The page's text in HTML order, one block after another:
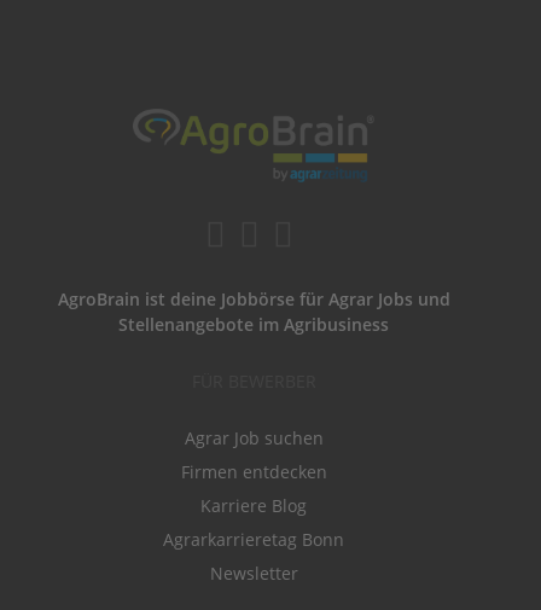
AgroBrain ist deine Jobbörse für Agrar Jobs und
Stellenangebote im Agribusiness
Agrar Job suchen
Firmen entdecken
Karriere Blog
Agrarkarrieretag Bonn
Newsletter